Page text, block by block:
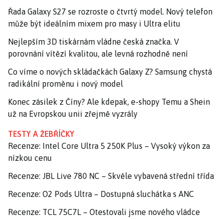
Řada Galaxy S27 se rozroste o čtvrtý model. Nový telefon
může být ideálním mixem pro masy i Ultra elitu
Nejlepším 3D tiskárnám vládne česká značka. V
porovnání vítězí kvalitou, ale levná rozhodně není
Co víme o nových skládačkách Galaxy Z? Samsung chystá
radikální proměnu i nový model
Konec zásilek z Číny? Ale kdepak, e-shopy Temu a Shein
už na Evropskou unii zřejmě vyzrály
TESTY A ŽEBŘÍČKY
Recenze: Intel Core Ultra 5 250K Plus – Vysoký výkon za
nízkou cenu
Recenze: JBL Live 780 NC – Skvěle vybavená střední třída
Recenze: O2 Pods Ultra – Dostupná sluchátka s ANC
Recenze: TCL 75C7L – Otestovali jsme nového vládce